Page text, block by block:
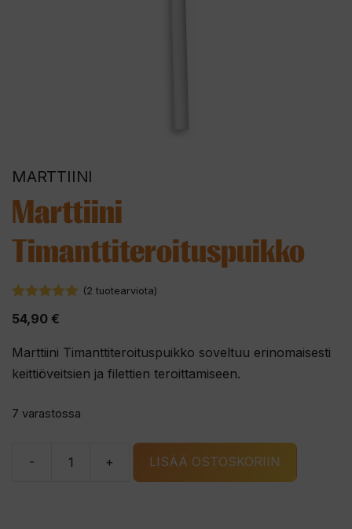
MARTTIINI
Marttiini
Timanttiteroituspuikko
(2 tuotearviota)
54,90 €
Marttiini Timanttiteroituspuikko soveltuu erinomaisesti
keittiöveitsien ja filettien teroittamiseen.
7 varastossa
-
Marttiini
+ LISÄÄ OSTOSKORIIN